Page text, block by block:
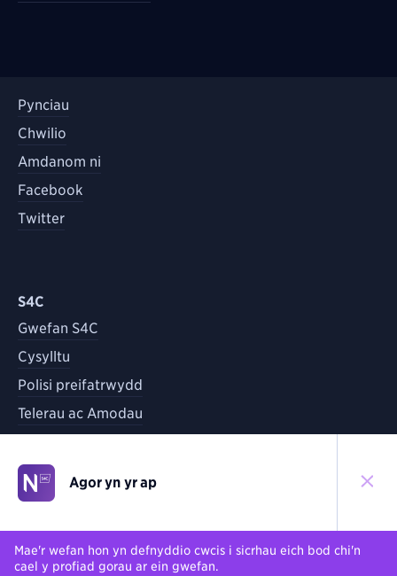
Pynciau
Chwilio
Amdanom ni
Facebook
Twitter
S4C
Gwefan S4C
Cysylltu
Polisi preifatrwydd
Telerau ac Amodau
Yn ôl i'r brig
Mae'r wefan hon yn defnyddio cwcis i sicrhau eich bod chi'n
cael y profiad gorau ar ein gwefan.
Agor yn yr ap